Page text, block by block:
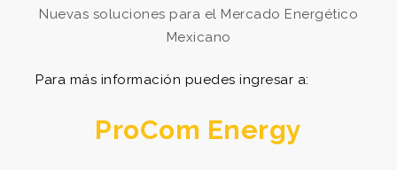
Nuevas soluciones para el Mercado Energético
Mexicano
Para más información puedes ingresar a:
ProCom Energy